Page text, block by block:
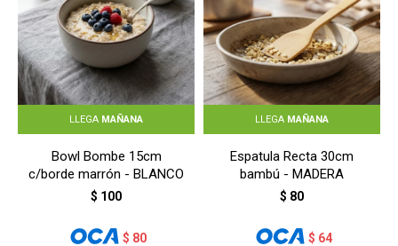
LLEGA MAÑANA
Bowl Bombe 15cm
c/borde marrón - BLANCO
$ 100
$ 80
LLEGA MAÑANA
Espatula Recta 30cm
bambú - MADERA
$ 80
$ 64